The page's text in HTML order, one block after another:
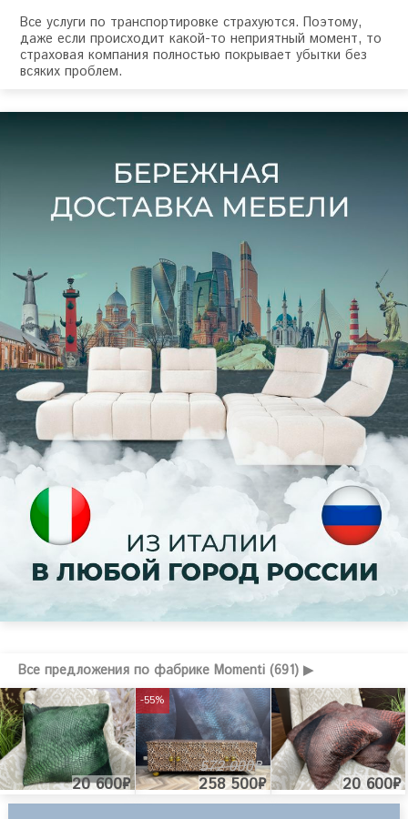
Все услуги по транспортировке страхуются. Поэтому,
даже если происходит какой-то неприятный момент, то
страховая компания полностью покрывает убытки без
всяких проблем.
Все предложения по фабрике Momenti (691) ▶
20 600₽
572 000₽
258 500₽
-55%
20 600₽